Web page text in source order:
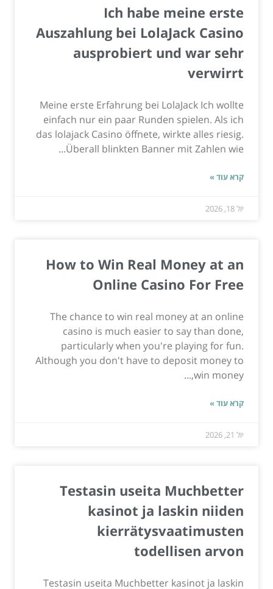
Ich habe meine erste
Auszahlung bei LolaJack Casino
ausprobiert und war sehr
verwirrt
Meine erste Erfahrung bei LolaJack Ich wollte
einfach nur ein paar Runden spielen. Als ich
das lolajack Casino öffnete, wirkte alles riesig.
Überall blinkten Banner mit Zahlen wie...
קרא עוד »
יול 18, 2026
How to Win Real Money at an
Online Casino For Free
The chance to win real money at an online
casino is much easier to say than done,
particularly when you're playing for fun.
Although you don't have to deposit money to
win money,...
קרא עוד »
יול 21, 2026
Testasin useita Muchbetter
kasinot ja laskin niiden
kierrätysvaatimusten
todellisen arvon
Testasin useita Muchbetter kasinot ja laskin